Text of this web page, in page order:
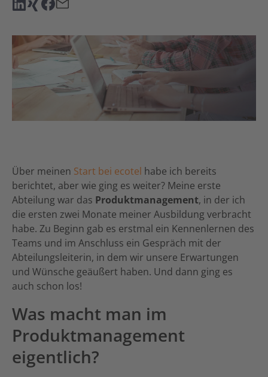
Über meinen Start bei ecotel habe ich bereits
berichtet, aber wie ging es weiter? Meine erste
Abteilung war das Produktmanagement, in der ich
die ersten zwei Monate meiner Ausbildung verbracht
habe. Zu Beginn gab es erstmal ein Kennenlernen des
Teams und im Anschluss ein Gespräch mit der
Abteilungsleiterin, in dem wir unsere Erwartungen
und Wünsche geäußert haben. Und dann ging es
auch schon los!
Was macht man im
Produktmanagement
eigentlich?